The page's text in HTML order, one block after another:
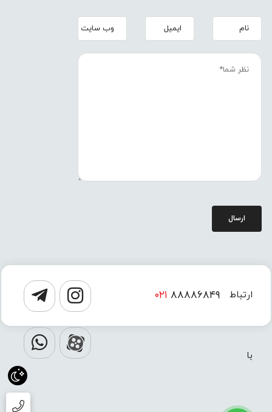
ارسال
ارتباط
با
۰۲۱ ۸۸۸۸۶۸۴۹